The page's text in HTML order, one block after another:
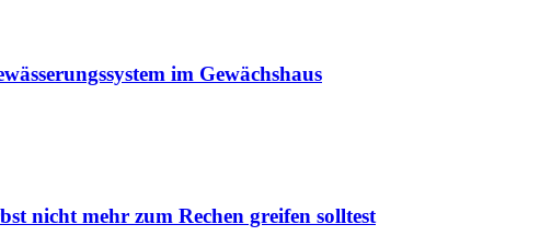
im Gewächshaus
nicht mehr zum Rechen greifen solltest